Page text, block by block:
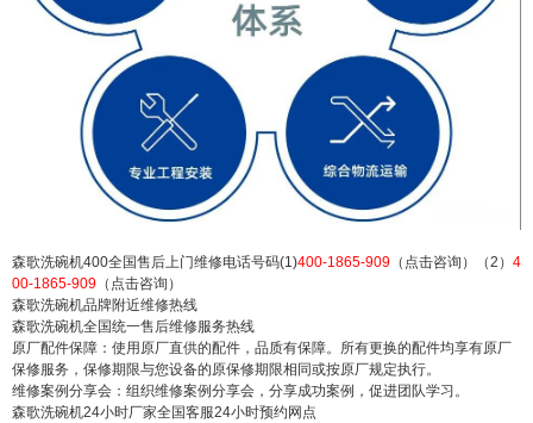
森歌洗碗机400全国售后上门维修电话号码(1)400-1865-909 （点击咨询）（2） 4
00-1865-909 （点击咨询）
森歌洗碗机品牌附近维修热线
森歌洗碗机全国统一售后维修服务热线
原厂配件保障：使用原厂直供的配件，品质有保障。所有更换的配件均享有原厂
保修服务，保修期限与您设备的原保修期限相同或按原厂规定执行。
维修案例分享会：组织维修案例分享会，分享成功案例，促进团队学习。
森歌洗碗机24小时厂家全国客服24小时预约网点